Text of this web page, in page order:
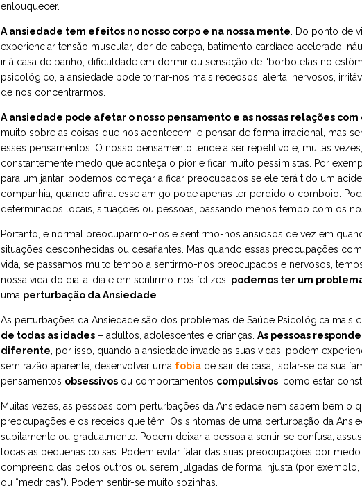
enlouquecer.
A ansiedade tem efeitos no nosso corpo e na nossa mente . Do ponto de
experienciar tensão muscular, dor de cabeça, batimento cardíaco acelerado,
ir à casa de banho, dificuldade em dormir ou sensação de “borboletas no
psicológico, a ansiedade pode tornar-nos mais receosos, alerta, nervosos,
de nos concentrarmos.
A ansiedade pode afetar o nosso pensamento e as nossas relações com
muito sobre as coisas que nos acontecem, e pensar de forma irracional, mas
esses pensamentos. O nosso pensamento tende a ser repetitivo e, muitas
constantemente medo que aconteça o pior e ficar muito pessimistas. Por
para um jantar, podemos começar a ficar preocupados se ele terá tido um
companhia, quando afinal esse amigo pode apenas ter perdido o comboio.
determinados locais, situações ou pessoas, passando menos tempo com os
Portanto, é normal preocuparmo-nos e sentirmo-nos ansiosos de vez em
situações desconhecidas ou desafiantes. Mas quando essas preocupações
vida, se passamos muito tempo a sentirmo-nos preocupados e nervosos,
nossa vida do dia-a-dia e em sentirmo-nos felizes, podemos ter um
uma perturbação da Ansiedade
As perturbações da Ansiedade são dos problemas de Saúde Psicológica mais
de todas as idades – adultos, adolescentes e crianças.As pessoas
diferente , por isso, quando a ansiedade invade as suas vidas, podem
sem razão aparente, desenvolver uma fobia de sair de casa, isolar-se da sua
pensamentos obsessivos ou comportamentos compulsivos , como estar
Muitas vezes, as pessoas com perturbações da Ansiedade nem sabem bem o
preocupações e os receios que têm. Os sintomas de uma perturbação da
subitamente ou gradualmente. Podem deixar a pessoa a sentir-se confusa,
todas as pequenas coisas. Podem evitar falar das suas preocupações por
compreendidas pelos outros ou serem julgadas de forma injusta (por exemplo,
ou “medricas”). Podem sentir-se muito sozinhas.